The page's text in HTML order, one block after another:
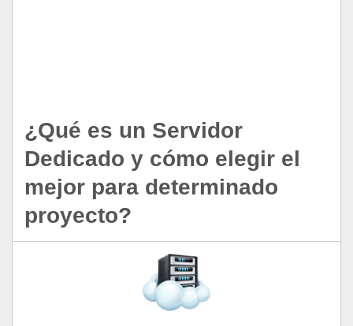
¿Qué es un Servidor
Dedicado y cómo elegir el
mejor para determinado
proyecto?